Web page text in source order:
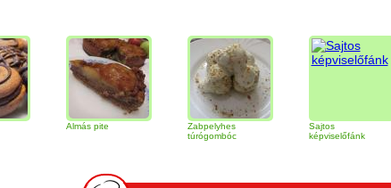
Zabpelyhes
túrógombóc
képviselőfánk